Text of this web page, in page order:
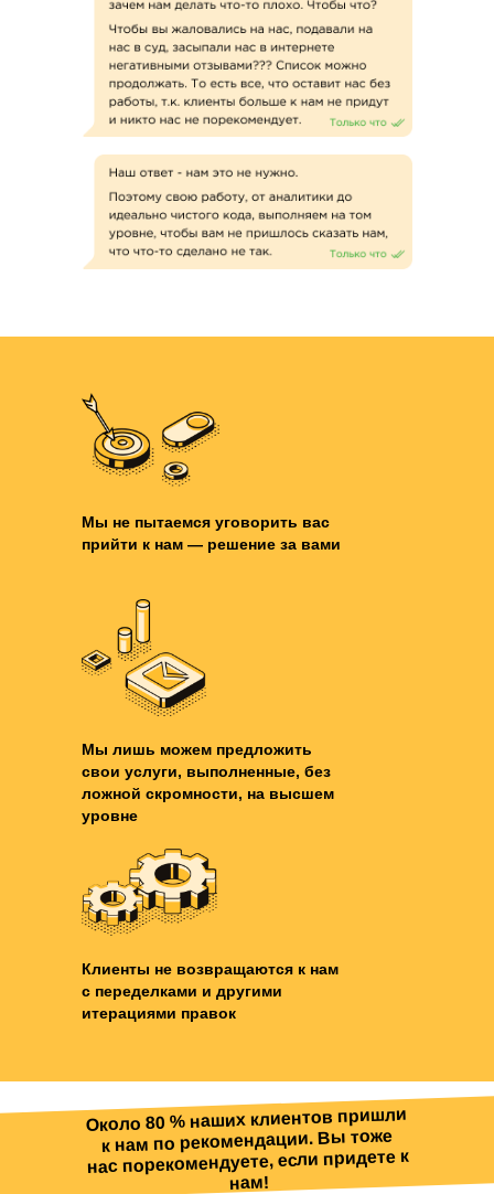
Мы не пытаемся уговорить вас
прийти к нам — решение за вами
Мы лишь можем предложить
свои услуги, выполненные, без
ложной скромности, на высшем
уровне
Клиенты не возвращаются к нам
с переделками и другими
итерациями правок
Около 80 % наших клиентов пришли
к нам по рекомендации. Вы тоже
нас порекомендуете, если придете к
нам!